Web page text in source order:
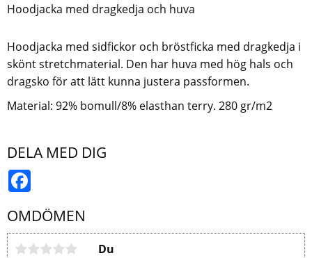
Hoodjacka med dragkedja och huva
Hoodjacka med sidfickor och bröstficka med dragkedja i
skönt stretchmaterial. Den har huva med hög hals och
dragsko för att lätt kunna justera passformen.
Material: 92% bomull/8% elasthan terry. 280 gr/m2
DELA MED DIG
OMDÖMEN
Du